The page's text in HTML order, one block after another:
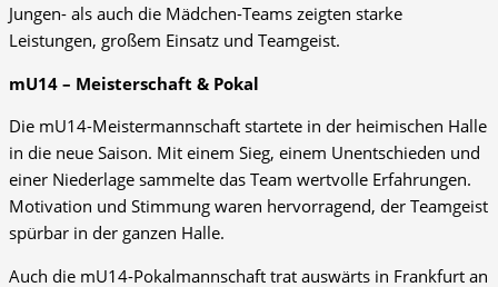
Jungen- als auch die Mädchen-Teams zeigten starke
Leistungen, großem Einsatz und Teamgeist.
mU14 – Meisterschaft & Pokal
Die mU14-Meistermannschaft startete in der heimischen Halle
in die neue Saison. Mit einem Sieg, einem Unentschieden und
einer Niederlage sammelte das Team wertvolle Erfahrungen.
Motivation und Stimmung waren hervorragend, der Teamgeist
spürbar in der ganzen Halle.
Auch die mU14-Pokalmannschaft trat auswärts in Frankfurt an